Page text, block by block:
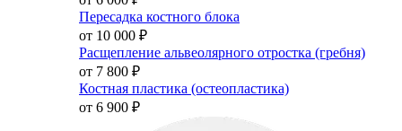
Пересадка костного блока
от 10 000 ₽
Расщепление альвеолярного отростка (гребня)
от 7 800 ₽
Костная пластика (остеопластика)
от 6 900 ₽